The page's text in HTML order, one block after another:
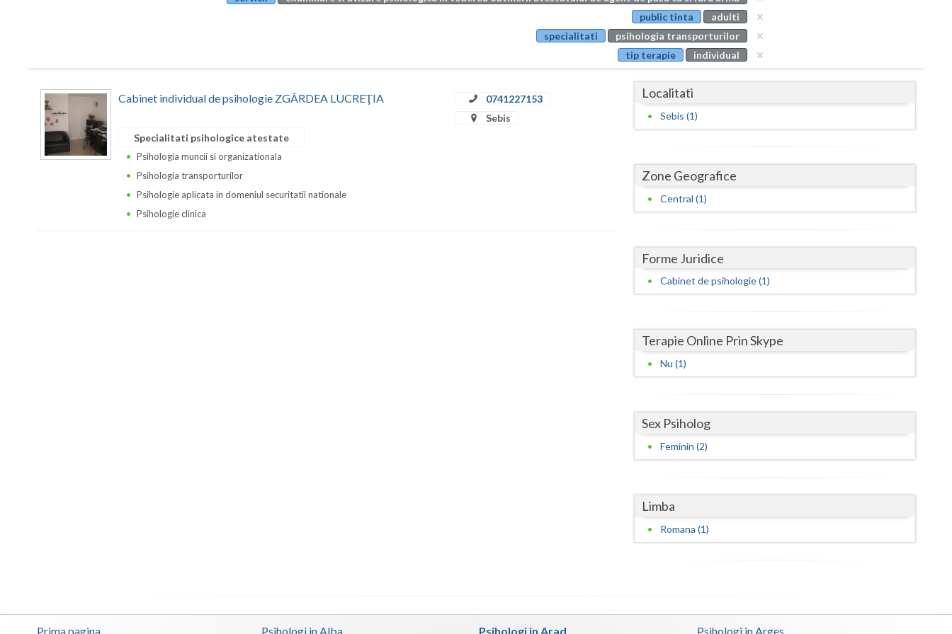
Buzau
Calarasi
Caras-Severin
Gorj
Hunedoara
Ialomita
Maramures
Mures
Neamt
Salaj
public tinta
adulti
specialitati
psihologia transporturilor
tip terapie
individual
Cabinet individual de psihologie ZGÂRDEA LUCREŢIA
0741227153
Sebis
Specialitati psihologice atestate
Psihologia muncii si organizationala
Psihologia transporturilor
Psihologie aplicata in domeniul securitatii nationale
Psihologie clinica
Localitati
Sebis (1)
Zone Geografice
Central (1)
Forme Juridice
Cabinet de psihologie (1)
Terapie Online Prin Skype
Nu (1)
Sex Psiholog
Feminin (2)
Limba
Romana (1)
Prima pagina Psihologi in Alba Psihologi in Arad Psihologi in Arges